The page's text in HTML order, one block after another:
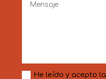
He leído y acepto la